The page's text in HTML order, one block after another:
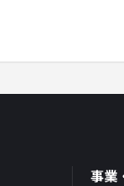
事業